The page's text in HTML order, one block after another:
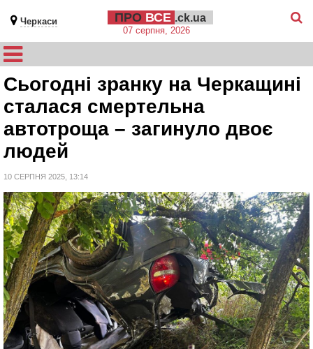
Черкаси ПРО ВСЕ .ck.ua
07 серпня, 2026
Сьогодні зранку на Черкащині
сталася смертельна
автотроща – загинуло двоє
людей
10 СЕРПНЯ 2025, 13:14